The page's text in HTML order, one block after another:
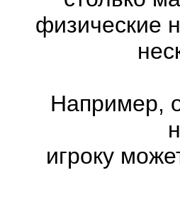
физические
Например,
игроку